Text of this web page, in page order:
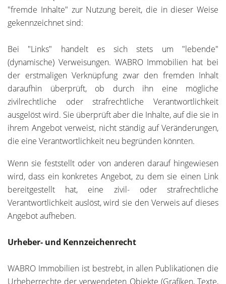
"fremde Inhalte" zur Nutzung bereit, die in dieser Weise
gekennzeichnet sind:
Bei "Links" handelt es sich stets um "lebende"
(dynamische) Verweisungen. WABRO Immobilien hat bei
der erstmaligen Verknüpfung zwar den fremden Inhalt
daraufhin überprüft, ob durch ihn eine mögliche
zivilrechtliche oder strafrechtliche Verantwortlichkeit
ausgelöst wird. Sie überprüft aber die Inhalte, auf die sie in
ihrem Angebot verweist, nicht ständig auf Veränderungen,
die eine Verantwortlichkeit neu begründen könnten.
Wenn sie feststellt oder von anderen darauf hingewiesen
wird, dass ein konkretes Angebot, zu dem sie einen Link
bereitgestellt hat, eine zivil- oder strafrechtliche
Verantwortlichkeit auslöst, wird sie den Verweis auf dieses
Angebot aufheben.
Urheber- und Kennzeichenrecht
WABRO Immobilien ist bestrebt, in allen Publikationen die
Urheberrechte der verwendeten Objekte (Grafiken, Texte,